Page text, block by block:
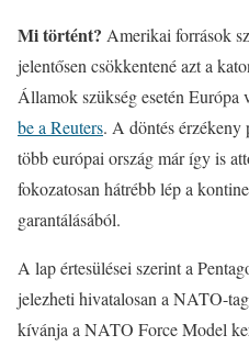
Mi történt? Amerikai források
jelentősen csökkentené azt a
Államok szükség esetén Európa
be a Reuters. A döntés érzékeny
több európai ország már így is
fokozatosan hátrébb lép a
garantálásából.
A lap értesülései szerint a
jelezheti hivatalosan a NATO-
kívánja a NATO Force Model